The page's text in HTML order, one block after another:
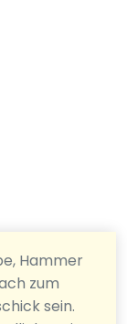
Hammer
zum
sein.